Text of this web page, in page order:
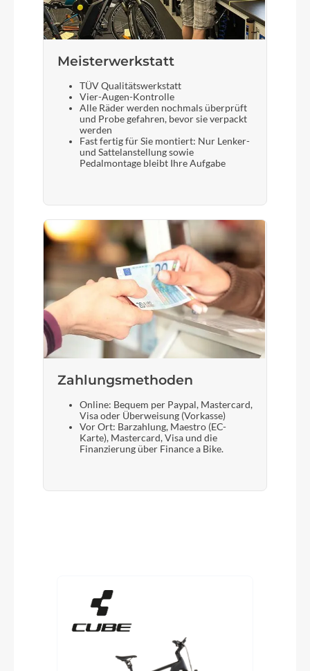
Meisterwerkstatt
TÜV Qualitätswerkstatt
Vier-Augen-Kontrolle
Alle Räder werden nochmals überprüft
und Probe gefahren, bevor sie verpackt
werden
Fast fertig für Sie montiert: Nur Lenker-
und Sattelanstellung sowie
Pedalmontage bleibt Ihre Aufgabe
Zahlungsmethoden
Online: Bequem per Paypal, Mastercard,
Visa oder Überweisung (Vorkasse)
Vor Ort: Barzahlung, Maestro (EC-
Karte), Mastercard, Visa und die
Finanzierung über Finance a Bike.